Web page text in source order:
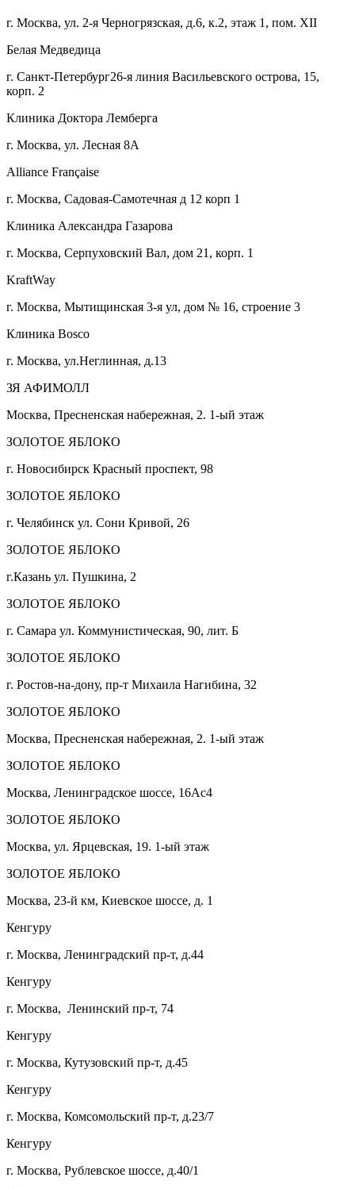
г. Москва, ул. 2-я Черногрязская, д.6, к.2, этаж 1, пом. XII
Белая Медведица
г. Санкт-Петербург26-я линия Васильевского острова, 15,
корп. 2
Клиника Доктора Лемберга
г. Москва, ул. Лесная 8А
Alliance Française
г. Москва, Садовая-Самотечная д 12 корп 1
Клиника Александра Газарова
г. Москва, Серпуховский Вал, дом 21, корп. 1
KraftWay
г. Москва, Мытищинская 3-я ул, дом № 16, строение 3
Клиника Bosco
г. Москва, ул.Неглинная, д.13
ЗЯ АФИМОЛЛ
Москва, Пресненская набережная, 2. 1-ый этаж
ЗОЛОТОЕ ЯБЛОКО
г. Новосибирск Красный проспект, 98
ЗОЛОТОЕ ЯБЛОКО
г. Челябинск ул. Сони Кривой, 26
ЗОЛОТОЕ ЯБЛОКО
г.Казань ул. Пушкина, 2
ЗОЛОТОЕ ЯБЛОКО
г. Самара ул. Коммунистическая, 90, лит. Б
ЗОЛОТОЕ ЯБЛОКО
г. Ростов-на-дону, пр-т Михаила Нагибина, 32
ЗОЛОТОЕ ЯБЛОКО
Москва, Пресненская набережная, 2. 1-ый этаж
ЗОЛОТОЕ ЯБЛОКО
Москва, Ленинградское шоссе, 16Ас4
ЗОЛОТОЕ ЯБЛОКО
Москва, ул. Ярцевская, 19. 1-ый этаж
ЗОЛОТОЕ ЯБЛОКО
Москва, 23-й км, Киевское шоссе, д. 1
Кенгуру
г. Москва, Ленинградский пр-т, д.44
Кенгуру
г. Москва, Ленинский пр-т, 74
Кенгуру
г. Москва, Кутузовский пр-т, д.45
Кенгуру
г. Москва, Комсомольский пр-т, д.23/7
Кенгуру
г. Москва, Рублевское шоссе, д.40/1